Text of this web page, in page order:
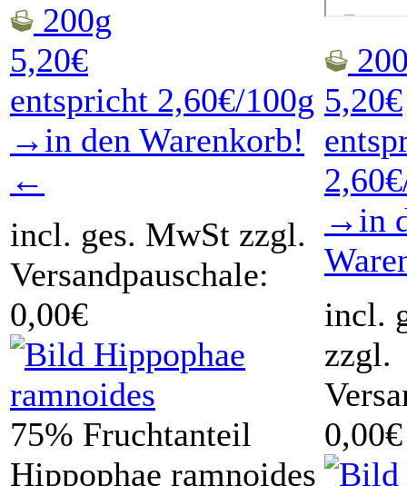
200g
5,20€
entspricht 2,60€/100g
→in den Warenkorb!
←
incl. ges. MwSt zzgl.
Versandpauschale:
0,00€
75% Fruchtanteil
Hippophae ramnoides
5,20€
→in
incl.
zzgl.
0,00€